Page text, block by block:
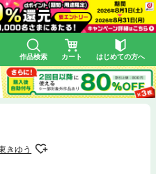
作品検索 カート はじめての方へ
きゆう